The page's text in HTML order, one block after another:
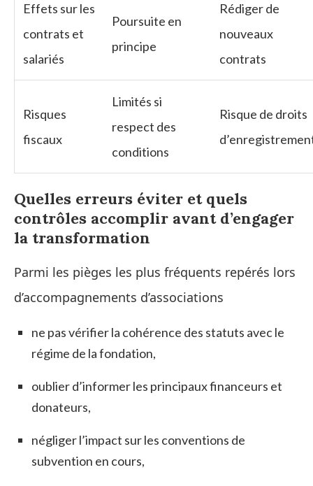
Effets sur les
contrats et
salariés
Poursuite en
principe
Rédiger de
nouveaux
contrats
Risques
fiscaux
Limités si
respect des
conditions
Risque de droits
Quelles erreurs éviter et quels
contrôles accomplir avant d’engager
la transformation
Parmi les pièges les plus fréquents repérés lors
d’accompagnements d’associations
ne pas vérifier la cohérence des statuts avec le
régime de la fondation,
oublier d’informer les principaux financeurs et
donateurs,
négliger l’impact sur les conventions de
subvention en cours,